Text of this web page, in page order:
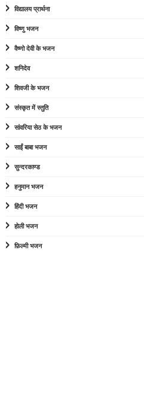
विद्यालय प्रार्थना
विष्णु भजन
वैष्णो देवी के भजन
शनिदेव
शिवजी के भजन
संस्कृत में स्तुति
सांवरिया सेठ के भजन
साईं बाबा भजन
सुन्दरकाण्ड
हनुमान भजन
हिंदी भजन
होली भजन
फ़िल्मी भजन